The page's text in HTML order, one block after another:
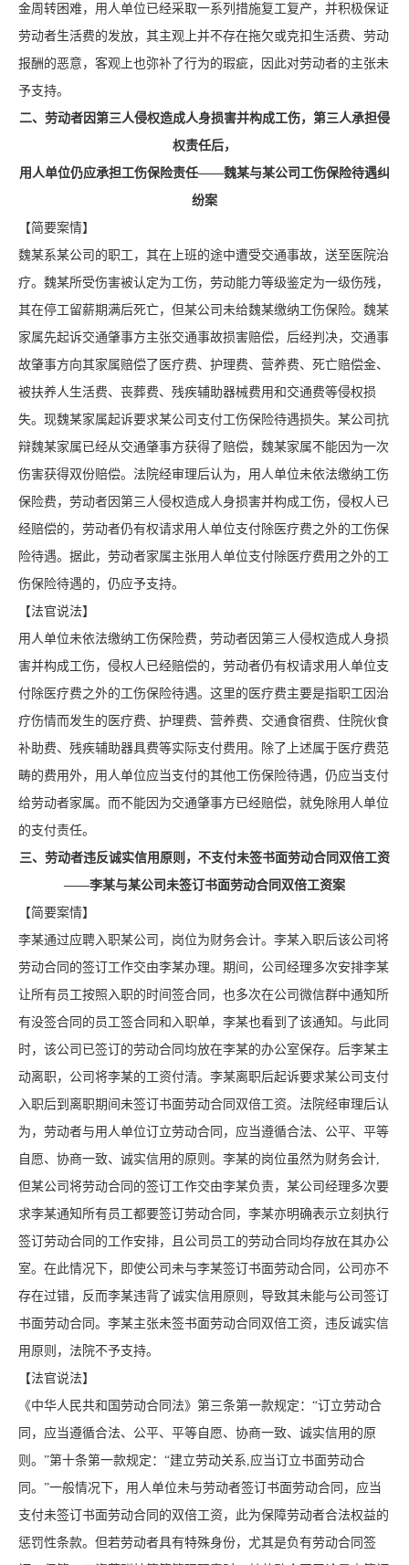
金周转困难，用人单位已经采取一系列措施复工复产，并积极保证
劳动者生活费的发放，其主观上并不存在拖欠或克扣生活费、劳动
报酬的恶意，客观上也弥补了行为的瑕疵，因此对劳动者的主张未
予支持。
二、劳动者因第三人侵权造成人身损害并构成工伤，第三人承担侵
权责任后，
用人单位仍应承担工伤保险责任——魏某与某公司工伤保险待遇纠
纷案
【简要案情】
魏某系某公司的职工，其在上班的途中遭受交通事故，送至医院治
疗。魏某所受伤害被认定为工伤，劳动能力等级鉴定为一级伤残，
其在停工留薪期满后死亡，但某公司未给魏某缴纳工伤保险。魏某
家属先起诉交通肇事方主张交通事故损害赔偿，后经判决，交通事
故肇事方向其家属赔偿了医疗费、护理费、营养费、死亡赔偿金、
被扶养人生活费、丧葬费、残疾辅助器械费用和交通费等侵权损
失。现魏某家属起诉要求某公司支付工伤保险待遇损失。某公司抗
辩魏某家属已经从交通肇事方获得了赔偿，魏某家属不能因为一次
伤害获得双份赔偿。法院经审理后认为，用人单位未依法缴纳工伤
保险费，劳动者因第三人侵权造成人身损害并构成工伤，侵权人已
经赔偿的，劳动者仍有权请求用人单位支付除医疗费之外的工伤保
险待遇。据此，劳动者家属主张用人单位支付除医疗费用之外的工
伤保险待遇的，仍应予支持。
【法官说法】
用人单位未依法缴纳工伤保险费，劳动者因第三人侵权造成人身损
害并构成工伤，侵权人已经赔偿的，劳动者仍有权请求用人单位支
付除医疗费之外的工伤保险待遇。这里的医疗费主要是指职工因治
疗伤情而发生的医疗费、护理费、营养费、交通食宿费、住院伙食
补助费、残疾辅助器具费等实际支付费用。除了上述属于医疗费范
畴的费用外，用人单位应当支付的其他工伤保险待遇，仍应当支付
给劳动者家属。而不能因为交通肇事方已经赔偿，就免除用人单位
的支付责任。
三、劳动者违反诚实信用原则，不支付未签书面劳动合同双倍工资
——李某与某公司未签订书面劳动合同双倍工资案
【简要案情】
李某通过应聘入职某公司，岗位为财务会计。李某入职后该公司将
劳动合同的签订工作交由李某办理。期间，公司经理多次安排李某
让所有员工按照入职的时间签合同，也多次在公司微信群中通知所
有没签合同的员工签合同和入职单，李某也看到了该通知。与此同
时，该公司已签订的劳动合同均放在李某的办公室保存。后李某主
动离职，公司将李某的工资付清。李某离职后起诉要求某公司支付
入职后到离职期间未签订书面劳动合同双倍工资。法院经审理后认
为，劳动者与用人单位订立劳动合同，应当遵循合法、公平、平等
自愿、协商一致、诚实信用的原则。李某的岗位虽然为财务会计,
但某公司将劳动合同的签订工作交由李某负责，某公司经理多次要
求李某通知所有员工都要签订劳动合同，李某亦明确表示立刻执行
签订劳动合同的工作安排，且公司员工的劳动合同均存放在其办公
室。在此情况下，即使公司未与李某签订书面劳动合同，公司亦不
存在过错，反而李某违背了诚实信用原则，导致其未能与公司签订
书面劳动合同。李某主张未签书面劳动合同双倍工资，违反诚实信
用原则，法院不予支持。
【法官说法】
《中华人民共和国劳动合同法》第三条第一款规定：“订立劳动合
同，应当遵循合法、公平、平等自愿、协商一致、诚实信用的原
则。”第十条第一款规定：“建立劳动关系,应当订立书面劳动合
同。”一般情况下，用人单位未与劳动者签订书面劳动合同，应当
支付未签订书面劳动合同的双倍工资，此为保障劳动者合法权益的
惩罚性条款。但若劳动者具有特殊身份，尤其是负有劳动合同签